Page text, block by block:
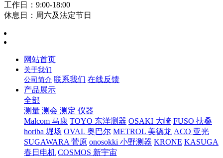
工作日：9:00-18:00
休息日：周六及法定节日
网站首页
关于我们
公司简介 联系我们 在线反馈
产品展示
全部
测量 测会 测定 仪器
Malcom 马康 TOYO 东洋测器 OSAKI 大崎 FUSO 扶桑
horiba 堀场 OVAL 奥巴尔 METROL 美德龙 ACO 亚光
SUGAWARA 菅原 onosokki 小野测器 KRONE KASUGA
春日电机 COSMOS 新宇宙